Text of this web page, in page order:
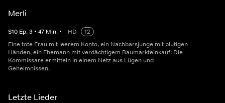
Merli
S10 Ep.3 • 47 Min. • HD
12
Eine tote Frau mit leerem Konto, ein Nachbarsjunge mit blutigen
Händen, ein Ehemann mit verdächtigem Baumarkteinkauf: Die
Kommissare ermitteln in einem Netz aus Lügen und
Geheimnissen.
Letzte Lieder